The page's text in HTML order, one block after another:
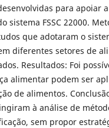
para apoiar
sistema FSSC 22000.
que adotaram o
diferentes setores de
Resultados: Foi
alimentar podem ser
de alimentos.
à análise de
sem propor